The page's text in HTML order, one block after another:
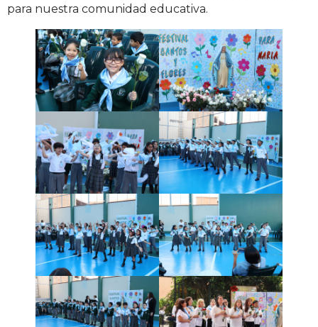
para nuestra comunidad educativa.